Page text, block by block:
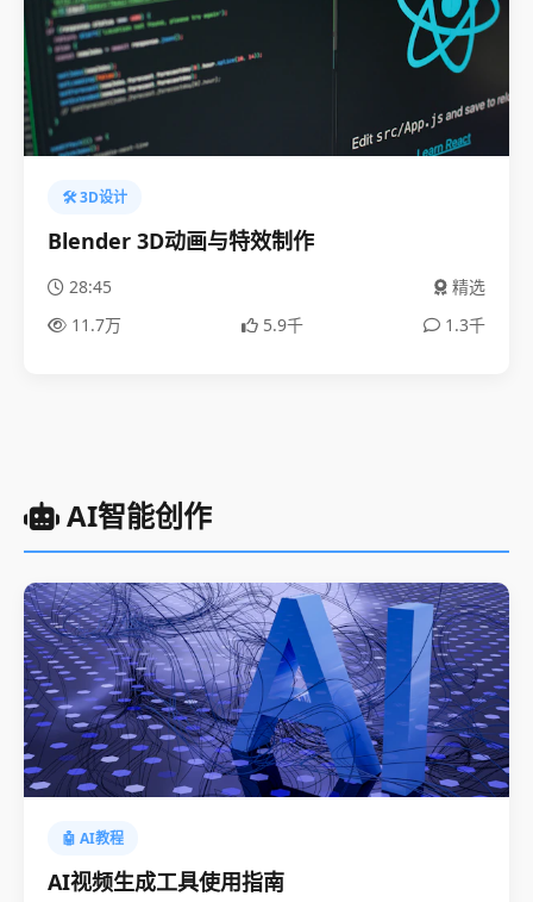
🛠️ 3D设计
Blender 3D动画与特效制作
28:45
精选
11.7万
5.9千 1.3千
AI智能创作
🤖 AI教程
AI视频生成工具使用指南